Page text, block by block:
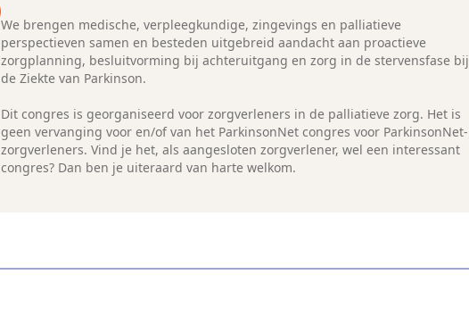
We brengen medische, verpleegkundige, zingevings en palliatieve
perspectieven samen en besteden uitgebreid aandacht aan proactieve
zorgplanning, besluitvorming bij achteruitgang en zorg in de stervensfase bij
de Ziekte van Parkinson.
Dit congres is georganiseerd voor zorgverleners in de palliatieve zorg. Het is
geen vervanging voor en/of van het ParkinsonNet congres voor ParkinsonNet-
zorgverleners. Vind je het, als aangesloten zorgverlener, wel een interessant
congres? Dan ben je uiteraard van harte welkom.